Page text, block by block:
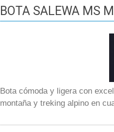
BOTA SALEWA MS
Bota cómoda y ligera con
montaña y treking alpino en